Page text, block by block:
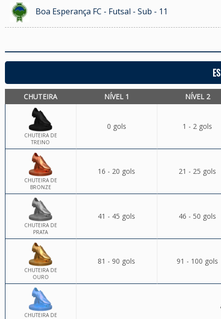
Boa Esperança FC - Futsal - Sub - 11
CHUTEIRA NÍVEL 1 NÍVEL 2
CHUTEIRA DE
TREINO
0 gols 1 - 2 gols
CHUTEIRA DE
BRONZE
16 - 20 gols 21 - 25 gols
CHUTEIRA DE
PRATA
41 - 45 gols 46 - 50 gols
CHUTEIRA DE
OURO
81 - 90 gols 91 - 100 gols
CHUTEIRA DE